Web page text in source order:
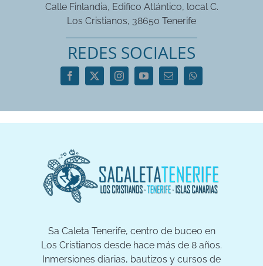
Calle Finlandia, Edifico Atlántico, local C.
Los Cristianos, 38650 Tenerife
REDES SOCIALES
Sa Caleta Tenerife, centro de buceo en
Los Cristianos desde hace más de 8 años.
Inmersiones diarias, bautizos y cursos de